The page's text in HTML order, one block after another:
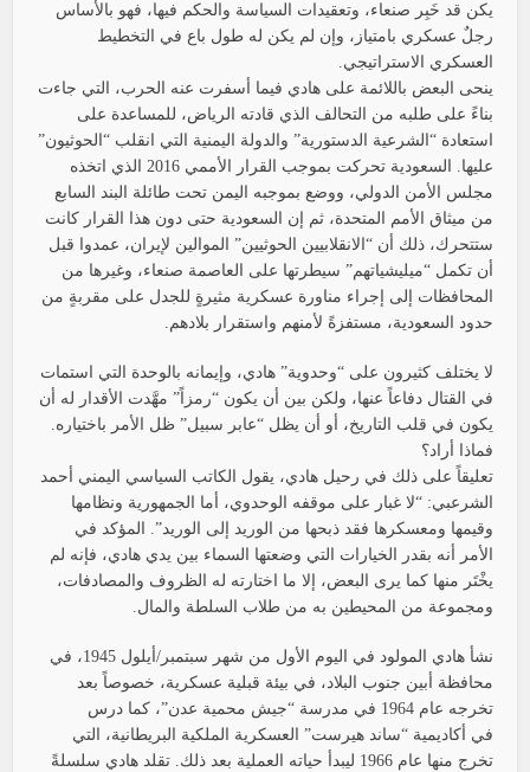
يكن قد خَبِر صنعاء، وتعقيدات السياسة والحكم فيها، فهو بالأساس
رجلٌ عسكري بامتياز، وإن لم يكن له طول باع في التخطيط
العسكري الاستراتيجي.
ينحى البعض باللائمة على هادي فيما أسفرت عنه الحرب، التي جاءت
بناءً على طلبه من التحالف الذي قادته الرياض، للمساعدة على
استعادة “الشرعية الدستورية” والدولة اليمنية التي انقلب “الحوثيون”
عليها. السعودية تحركت بموجب القرار الأممي 2016 الذي اتخذه
مجلس الأمن الدولي، ووضع بموجبه اليمن تحت طائلة البند السابع
من ميثاق الأمم المتحدة، ثم إن السعودية حتى دون هذا القرار كانت
ستتحرك، ذلك أن “الانقلابيين الحوثيين” الموالين لإيران، عمدوا قبل
أن تكمل “ميليشياتهم” سيطرتها على العاصمة صنعاء، وغيرها من
المحافظات إلى إجراء مناورة عسكرية مثيرةٍ للجدل على مقربةٍ من
حدود السعودية، مستفزةً لأمنهم واستقرار بلادهم.
لا يختلف كثيرون على “وحدوية” هادي، وإيمانه بالوحدة التي استمات
في القتال دفاعاً عنها، ولكن بين أن يكون “رمزاً” مهَّدت الأقدار له أن
يكون في قلب التاريخ، أو أن يظل “عابر سبيل” ظل الأمر باختياره.
فماذا أراد؟
تعليقاً على ذلك في رحيل هادي، يقول الكاتب السياسي اليمني أحمد
الشرعبي: “لا غبار على موقفه الوحدوي، أما الجمهورية ونظامها
وقيمها ومعسكرها فقد ذبحها من الوريد إلى الوريد”. المؤكد في
الأمر أنه بقدر الخيارات التي وضعتها السماء بين يدي هادي، فإنه لم
يخْتَر منها كما يرى البعض، إلا ما اختارته له الظروف والمصادفات،
ومجموعة من المحيطين به من طلاب السلطة والمال.
نشأ هادي المولود في اليوم الأول من شهر سبتمبر/أيلول 1945، في
محافظة أبين جنوب البلاد، في بيئة قبلية عسكرية، خصوصاً بعد
تخرجه عام 1964 في مدرسة “جيش محمية عدن”، كما درس
في أكاديمية “ساند هيرست” العسكرية الملكية البريطانية، التي
تخرج منها عام 1966 ليبدأ حياته العملية بعد ذلك. تقلد هادي سلسلةً